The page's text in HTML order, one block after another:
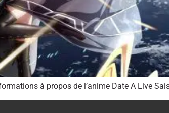
à propos de l’anime Date A Live